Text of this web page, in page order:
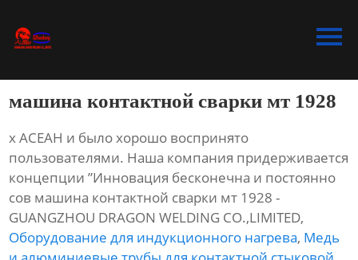
Bидео
Новости
О Hас
Контакты
машина контактной сварки мт 1928
х АСЕАН и было хорошо воспринято
пользователями. Наша компания придерживается
концепции ”Инновация бесконечна и постоянно
сов машина контактной сварки мт 1928 -
GUANGZHOU DRAGON WELDING CO.,LIMITED,
Оборудование для индукционного нагрева, Медь